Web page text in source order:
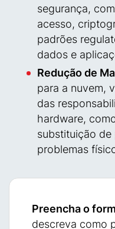
segurança,
acesso,
padrões
dados e
Redução de
para a nuvem,
das
hardware,
substituição de
problemas
Preencha o
descreva como